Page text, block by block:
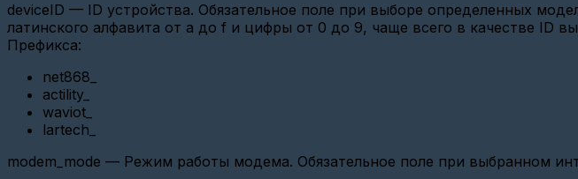
Настройка
USR
IOT
TCP-
Client
Настройка
TELEOFIS
ER108)
deviceID — ID устройства. Обязательное поле при выборе определенных
латинского алфавита от a до f и цифры от 0 до 9, чаще всего в качестве ID
Префикса:
net868_
actility_
waviot_
lartech_
modem_mode — Режим работы модема. Обязательное поле при выбранном